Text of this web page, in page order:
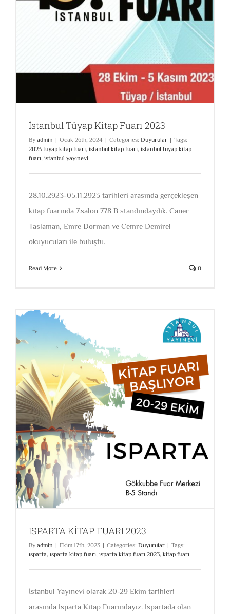
İstanbul Tüyap Kitap Fuarı 2023
By admin | Ocak 26th, 2024 | Categories: Duyurular | Tags:
2023 tüyap kitap fuarı, istanbul kitap fuarı, istanbul tüyap kitap
fuarı, istanbul yayınevi
28.10.2923-05.11.2923 tarihleri arasında gerçekleşen
kitap fuarında 7.salon 778 B standındaydık. Caner
Taslaman, Emre Dorman ve Cemre Demirel
okuyucuları ile buluştu.
Read More 0
ISPARTA KİTAP FUARI 2023
By admin | Ekim 17th, 2023 | Categories: Duyurular | Tags:
ısparta, ısparta kitap fuarı, ısparta kitap fuarı 2023, kitap fuarı
İstanbul Yayınevi olarak 20-29 Ekim tarihleri
arasında Isparta Kitap Fuarındayız. Ispartada olan